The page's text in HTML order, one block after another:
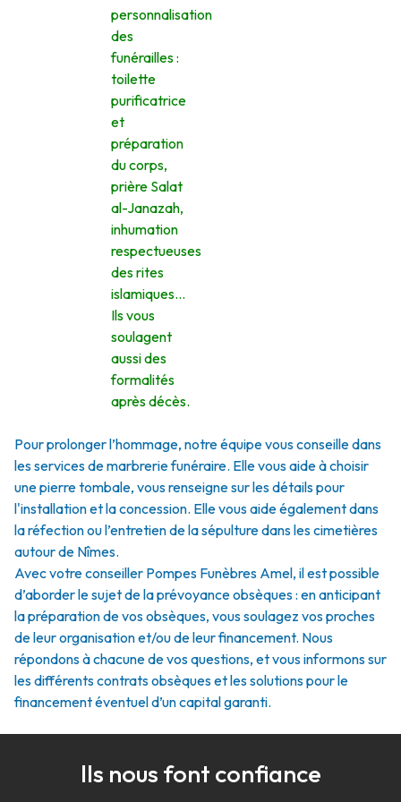
personnalisation
des
funérailles :
toilette
purificatrice
et
préparation
du corps,
prière Salat
al-Janazah,
inhumation
respectueuses
des rites
islamiques…
Ils vous
soulagent
aussi des
formalités
après décès.
Pour prolonger l’hommage, notre équipe vous conseille dans
les services de marbrerie funéraire. Elle vous aide à choisir
une pierre tombale, vous renseigne sur les détails pour
l'installation et la concession. Elle vous aide également dans
la réfection ou l’entretien de la sépulture dans les cimetières
autour de Nîmes.
Avec votre conseiller Pompes Funèbres Amel, il est possible
d’aborder le sujet de la prévoyance obsèques : en anticipant
la préparation de vos obsèques, vous soulagez vos proches
de leur organisation et/ou de leur financement. Nous
répondons à chacune de vos questions, et vous informons sur
les différents contrats obsèques et les solutions pour le
financement éventuel d’un capital garanti.
Ils nous font confiance